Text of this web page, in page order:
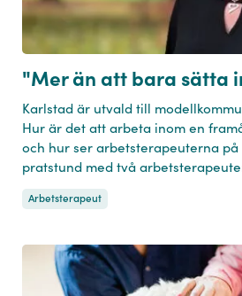
"Mer än att bara sätta
Karlstad är utvald till
Hur är det att arbeta inom en
och hur ser arbetsterapeuterna på
pratstund med två
Arbetsterapeut